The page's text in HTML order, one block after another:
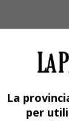
tra
La
per